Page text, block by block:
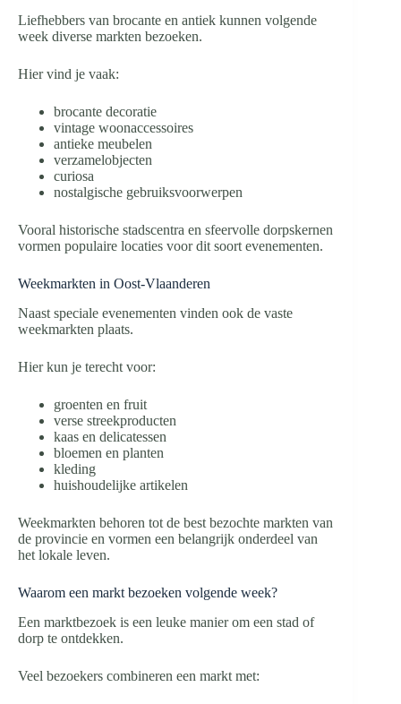
Liefhebbers van brocante en antiek kunnen volgende
week diverse markten bezoeken.
Hier vind je vaak:
brocante decoratie
vintage woonaccessoires
antieke meubelen
verzamelobjecten
curiosa
nostalgische gebruiksvoorwerpen
Vooral historische stadscentra en sfeervolle dorpskernen
vormen populaire locaties voor dit soort evenementen.
Weekmarkten in Oost-Vlaanderen
Naast speciale evenementen vinden ook de vaste
weekmarkten plaats.
Hier kun je terecht voor:
groenten en fruit
verse streekproducten
kaas en delicatessen
bloemen en planten
kleding
huishoudelijke artikelen
Weekmarkten behoren tot de best bezochte markten van
de provincie en vormen een belangrijk onderdeel van
het lokale leven.
Waarom een markt bezoeken volgende week?
Een marktbezoek is een leuke manier om een stad of
dorp te ontdekken.
Veel bezoekers combineren een markt met: